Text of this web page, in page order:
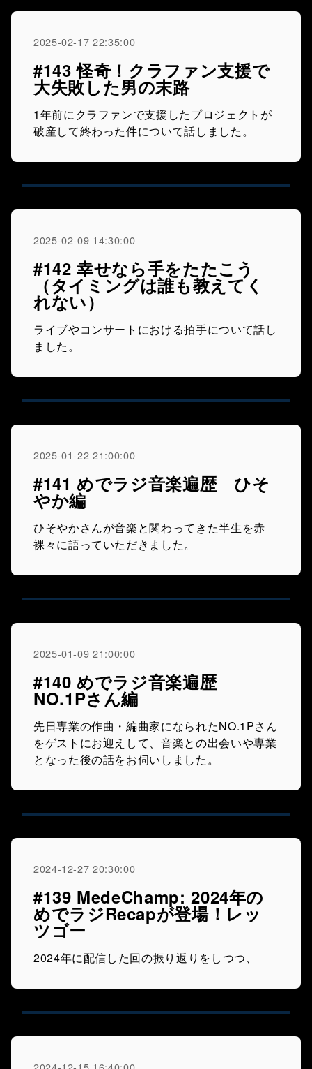
2025-02-17 22:35:00
#143 怪奇！クラファン支援で
大失敗した男の末路
1年前にクラファンで支援したプロジェクトが
破産して終わった件について話しました。
2025-02-09 14:30:00
#142 幸せなら手をたたこう
（タイミングは誰も教えてく
れない）
ライブやコンサートにおける拍手について話し
ました。
2025-01-22 21:00:00
#141 めでラジ音楽遍歴 ひそ
やか編
ひそやかさんが音楽と関わってきた半生を赤
裸々に語っていただきました。
2025-01-09 21:00:00
#140 めでラジ音楽遍歴
NO.1Pさん編
先日専業の作曲・編曲家になられたNO.1Pさん
をゲストにお迎えして、音楽との出会いや専業
となった後の話をお伺いしました。
2024-12-27 20:30:00
#139 MedeChamp: 2024年の
めでラジRecapが登場！レッ
ツゴー
2024年に配信した回の振り返りをしつつ、